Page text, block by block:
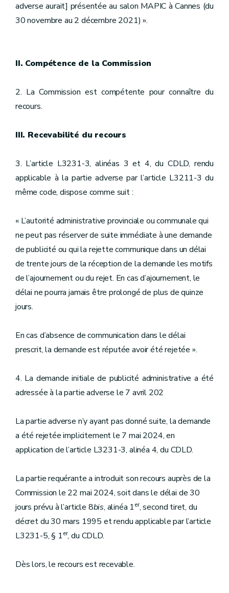
adverse aurait] présentée au salon MAPIC à Cannes (du
30 novembre au 2 décembre 2021) ».
II. Compétence de la Commission
2. La Commission est compétente pour connaître du
recours.
III. Recevabilité du recours
3. L’article L3231-3, alinéas 3 et 4, du CDLD, rendu
applicable à la partie adverse par l’article L3211-3 du
même code, dispose comme suit :
« L’autorité administrative provinciale ou communale qui
ne peut pas réserver de suite immédiate à une demande
de publicité ou qui la rejette communique dans un délai
de trente jours de la réception de la demande les motifs
de l’ajournement ou du rejet. En cas d’ajournement, le
délai ne pourra jamais être prolongé de plus de quinze
jours.
En cas d’absence de communication dans le délai
prescrit, la demande est réputée avoir été rejetée ».
4. La demande initiale de publicité administrative a été
adressée à la partie adverse le 7 avril 202
La partie adverse n’y ayant pas donné suite, la demande
a été rejetée implicitement le 7 mai 2024, en
application de l’article L3231-3, alinéa 4, du CDLD.
La partie requérante a introduit son recours auprès de la
Commission le 22 mai 2024, soit dans le délai de 30
jours prévu à l’article 8bis, alinéa 1er, second tiret, du
décret du 30 mars 1995 et rendu applicable par l’article
L3231-5, § 1er, du CDLD.
Dès lors, le recours est recevable.